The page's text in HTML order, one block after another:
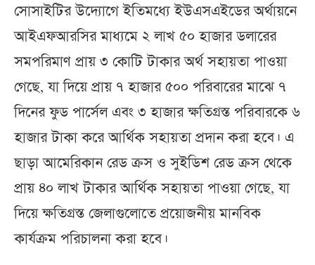
সোসাইটির উদ্যোগে ইতিমধ্যে ইউএসএইডের অর্থায়নে
আইএফআরসির মাধ্যমে ২ লাখ ৫০ হাজার ডলারের
সমপরিমাণ প্রায় ৩ কোটি টাকার অর্থ সহায়তা পাওয়া
গেছে, যা দিয়ে প্রায় ৭ হাজার ৫০০ পরিবারের মাঝে ৭
দিনের ফুড পার্সেল এবং ৩ হাজার ক্ষতিগ্রস্ত পরিবারকে ৬
হাজার টাকা করে আর্থিক সহায়তা প্রদান করা হবে। এ
ছাড়া আমেরিকান রেড ক্রস ও সুইডিশ রেড ক্রস থেকে
প্রায় ৪০ লাখ টাকার আর্থিক সহায়তা পাওয়া গেছে, যা
দিয়ে ক্ষতিগ্রস্ত জেলাগুলোতে প্রয়োজনীয় মানবিক
কার্যক্রম পরিচালনা করা হবে।